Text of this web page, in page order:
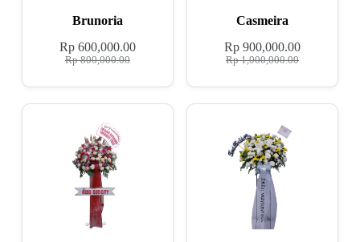
Brunoria
Rp800,000.00
Rp600,000.00
Casmeira
Rp1,000,000.00
Rp 900,000.00